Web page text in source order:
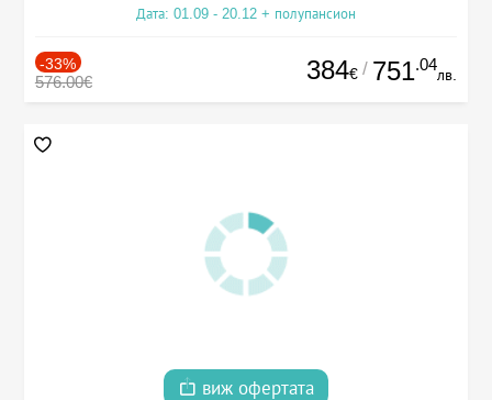
Дата: 01.09 - 20.12 + полупансион
-33%
576.00€ 384€ / 751.04
лв.
виж офертата